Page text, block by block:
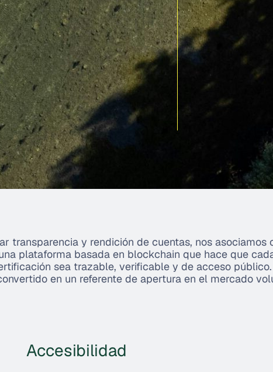
transparencia y rendición de cuentas, nos asociamos
plataforma basada en blockchain que hace que
sea trazable, verificable y de acceso
en un referente de apertura en el mercado
Accesibilidad